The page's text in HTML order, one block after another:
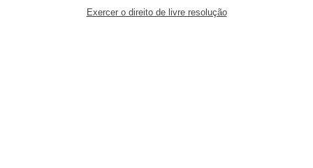
Exercer o direito de livre resolução